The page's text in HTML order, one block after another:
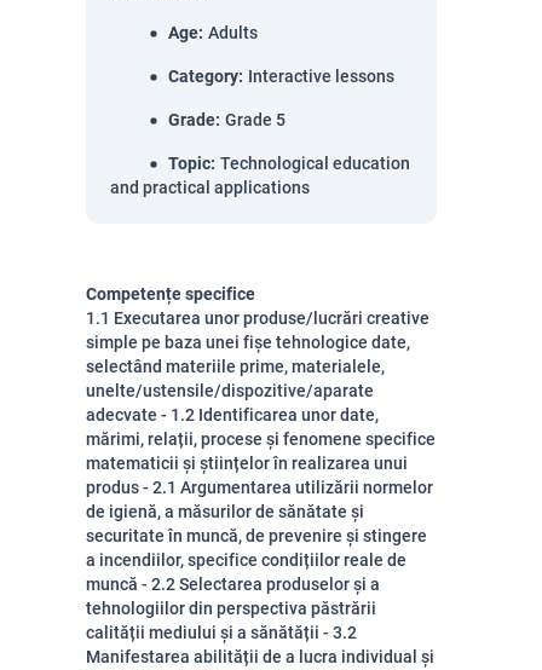
Age: Adults
Category: Interactive lessons
Grade: Grade 5
Topic: Technological education
and practical applications
Competențe specifice
1.1 Executarea unor produse/lucrări creative
simple pe baza unei fișe tehnologice date,
selectând materiile prime, materialele,
unelte/ustensile/dispozitive/aparate
adecvate - 1.2 Identificarea unor date,
mărimi, relații, procese și fenomene specifice
matematicii și științelor în realizarea unui
produs - 2.1 Argumentarea utilizării normelor
de igienă, a măsurilor de sănătate și
securitate în muncă, de prevenire și stingere
a incendiilor, specifice condițiilor reale de
muncă - 2.2 Selectarea produselor și a
tehnologiilor din perspectiva păstrării
calității mediului și a sănătății - 3.2
Manifestarea abilității de a lucra individual și